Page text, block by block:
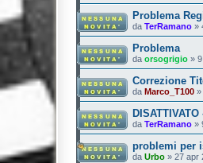
Problema
da TerRamano »
Problema
da orsogrigio »
Correzione
da Marco_T100 »
da TerRamano »
problemi per
da Urbo » 27 apr